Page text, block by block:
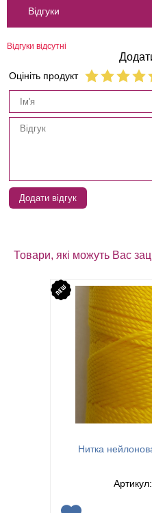
Відгуки
Відгуки відсутні
Оцініть продукт
Додати відгук
Товари, які можуть Вас
Нитка